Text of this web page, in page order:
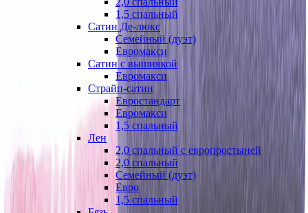
1,5 спальный
Сатин Де-люкс
Семейный (дуэт)
Евромакси
Сатин с вышивкой
Евромакси
Страйп-сатин
Евростандарт
Евромакси
1,5 спальный
Лен
2,0 спальный с европростыней
2,0 спальный
Семейный (дуэт)
Евро
1,5 спальный